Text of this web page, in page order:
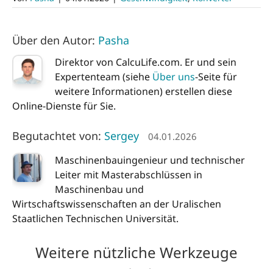
Über den Autor: Pasha
Direktor von CalcuLife.com. Er und sein
Expertenteam (siehe Über uns-Seite für
weitere Informationen) erstellen diese
Online-Dienste für Sie.
Begutachtet von: Sergey 04.01.2026
Maschinenbauingenieur und technischer
Leiter mit Masterabschlüssen in
Maschinenbau und
Wirtschaftswissenschaften an der Uralischen
Staatlichen Technischen Universität.
Weitere nützliche Werkzeuge